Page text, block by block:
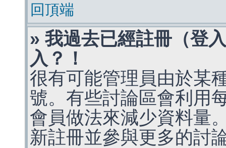
回頂端
» 我過去已經註冊（登
入？！
很有可能管理員由於某
號。有些討論區會利用
會員做法來減少資料量
新註冊並參與更多的討